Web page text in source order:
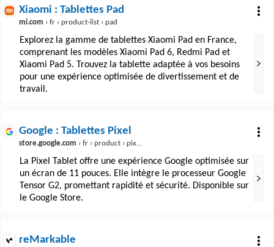
Xiaomi : Tablettes Pad
mi.com › fr › product-list › pad
Explorez la gamme de tablettes Xiaomi Pad en France,
comprenant les modèles Xiaomi Pad 6, Redmi Pad et
Xiaomi Pad 5. Trouvez la tablette adaptée à vos besoins
pour une expérience optimisée de divertissement et de
travail.
Google : Tablettes Pixel
store.google.com › fr › product › pixel_tablet?hl=fr
La Pixel Tablet offre une expérience Google optimisée sur
un écran de 11 pouces. Elle intègre le processeur Google
Tensor G2, promettant rapidité et sécurité. Disponible sur
le Google Store.
reMarkable